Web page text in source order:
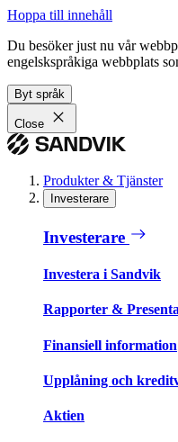
Hoppa till innehåll
Du besöker just nu vår
engelskspråkiga webbplats
Byt språk
Close
Produkter & Tjänster
Investerare
Investerare
Investera i Sandvik
Rapporter &
Finansiell information
Upplåning och
Aktien